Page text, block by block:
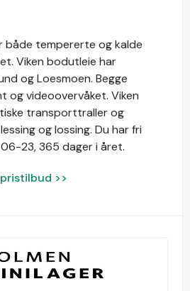
både tempererte og kalde
Viken bodutleie har
og Loesmoen. Begge
og videoovervåket. Viken
transporttraller og
og lossing. Du har fri
23, 365 dager i året.
pristilbud >>